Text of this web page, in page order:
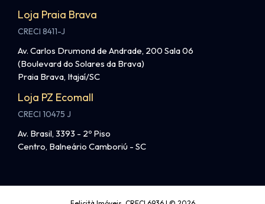
Loja Praia Brava
CRECI 8411-J
Av. Carlos Drumond de Andrade, 200 Sala 06
(Boulevard do Solares da Brava)
Praia Brava, Itajaí/SC
Loja PZ Ecomall
CRECI 10475 J
Av. Brasil, 3393 - 2º Piso
Centro, Balneário Camboriú - SC